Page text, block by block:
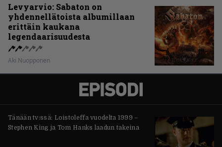
Levyarvio: Sabaton on
yhdennellätoista albumillaan
erittäin kaukana
legendaarisuudesta
Aki Nuopponen
Tänään tv:ssä: Loistoleffa vuodelta 1999 –
Stephen King ja Tom Hanks laadun takeina